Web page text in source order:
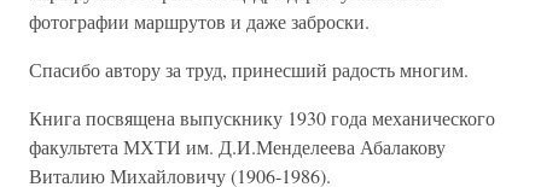
фотографии маршрутов и даже заброски.
Спасибо автору за труд, принесший радость многим.
Книга посвящена выпускнику 1930 года механического
факультета МХТИ им. Д.И.Менделеева Абалакову
Виталию Михайловичу (1906-1986).